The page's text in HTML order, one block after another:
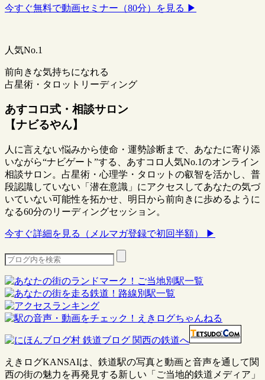
今すぐ無料で動画セミナー（80分）を見る ▶
人気No.1
前向きな気持ちになれる
占星術・タロットリーディング
あすコロ式・相談サロン
【ナビるやん】
人に言えない悩みから使命・運勢診断まで、あなたに寄り添
いながら“ナビゲート”する、あすコロ人気No.1のオンライン
相談サロン。占星術・心理学・タロットの叡智を活かし、普
段認識していない「潜在意識」にアクセスしてあなたの気づ
いていない可能性を拓かせ、明日から前向きに歩めるように
なる60分のリーディングセッション。
今すぐ詳細を見る（メルマガ登録で初回半額） ▶
えきログKANSAIは、鉄道駅の写真と動画と音声を通して関
西の街の魅力を再発見する新しい「ご当地的鉄道メディア」